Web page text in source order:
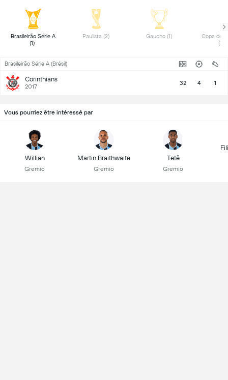
Brasileirão Série A
Copa de
Brasileirão Série A (Brésil)
Corinthians
2017 32 4 1
Vous pourriez être intéressé par
Willian
Gremio
Martin Braithwaite
Gremio
Tetê
Gremio